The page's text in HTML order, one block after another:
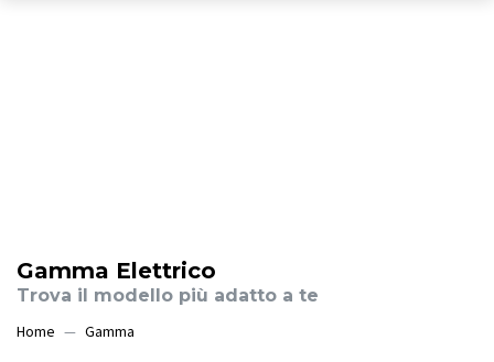
Gamma Elettrico
Trova il modello più adatto a te
Home Gamma